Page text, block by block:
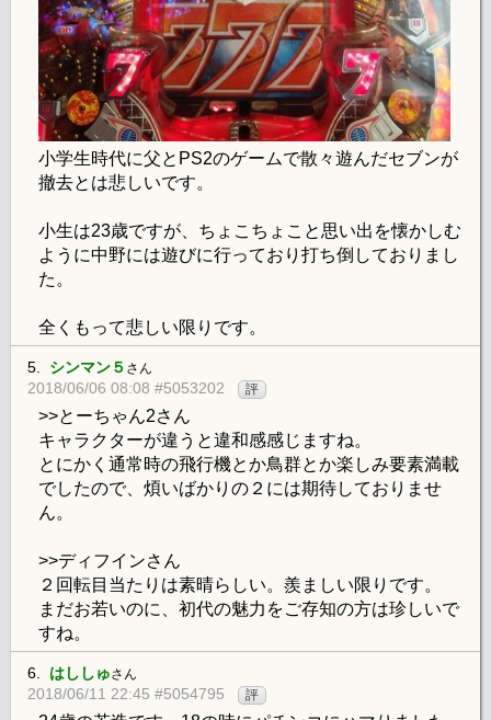
小学生時代に父とPS2のゲームで散々遊んだセブンが
撤去とは悲しいです。
小生は23歳ですが、ちょこちょこと思い出を懐かしむ
ように中野には遊びに行っており打ち倒しておりまし
た。
全くもって悲しい限りです。
5. シンマン５ さん
2018/06/06 08:08 #5053202 評
>>とーちゃん2さん
キャラクターが違うと違和感感じますね。
とにかく通常時の飛行機とか鳥群とか楽しみ要素満載
でしたので、煩いばかりの２には期待しておりませ
ん。
>>ディフインさん
２回転目当たりは素晴らしい。羨ましい限りです。
まだお若いのに、初代の魅力をご存知の方は珍しいで
すね。
6. はししゅさん
2018/06/11 22:45 #5054795 評